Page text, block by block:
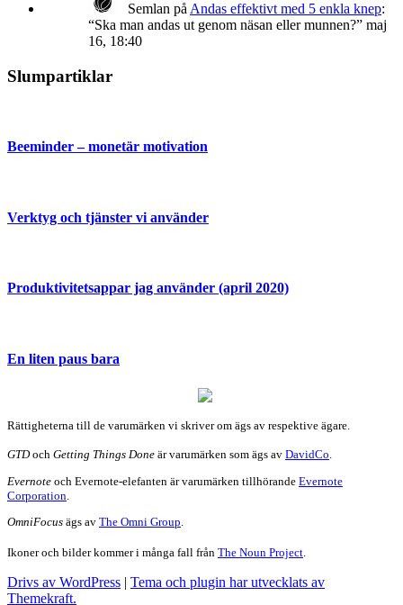
Semlan på Andas effektivt med 5 enkla knep:
“Ska man andas ut genom näsan eller munnen?” maj
16, 18:40
Slumpartiklar
Beeminder – monetär motivation
Verktyg och tjänster vi använder
Produktivitetsappar jag använder (april 2020)
En liten paus bara
Rättigheterna till de varumärken vi skriver om ägs av respektive ägare.
GTDoch Getting Things Done är varumärken som ägs av DavidCo.
Evernote och Evernote-elefanten är varumärken tillhörande Evernote
Corporation
OmniFocus ägs av The Omni Group
Ikoner och bilder kommer i många fall från The Noun Project
Drivs av WordPress | Tema och plugin har utvecklats av
Themekraft.